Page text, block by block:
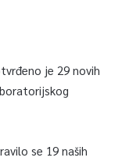
je 29 novih
se 19 naših